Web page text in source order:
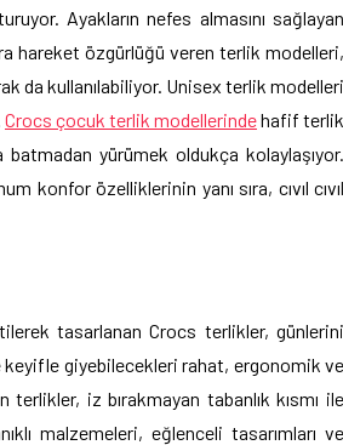
Ayakların nefes almasını sağlayan
hareket özgürlüğü veren terlik modelleri,
da kullanılabiliyor. Unisex terlik modelleri
Crocs çocuk terlik modellerindehafif terlik
yürümek oldukça kolaylaşıyor.
konfor özelliklerinin yanı sıra, cıvıl cıvıl
tasarlanan Crocs terlikler, günlerini
giyebilecekleri rahat, ergonomik ve
iz bırakmayan tabanlık kısmı ile
malzemeleri, eğlenceli tasarımları ve